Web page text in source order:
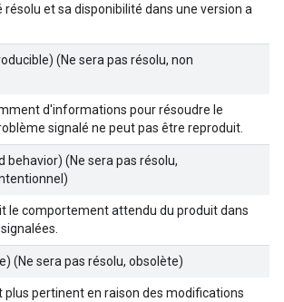
résolu et sa disponibilité dans une version a
(Ne sera pas résolu, non
d'informations pour résoudre le
signalé ne peut pas être reproduit.
behavior) (Ne sera pas résolu,
le comportement attendu du produit dans
(Ne sera pas résolu, obsolète)
plus pertinent en raison des modifications